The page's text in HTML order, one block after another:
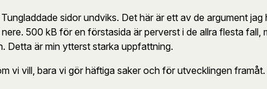
sidor undviks. Det här är ett av de argument
500 kB för en förstasida är perverst i de allra flesta
Detta är min ytterst starka uppfattning.
vi vill, bara vi gör häftiga saker och för utvecklingen